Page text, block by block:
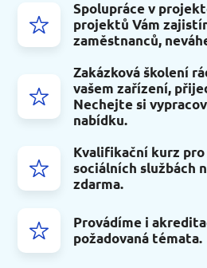
Spolupráce v
projektů Vám
zaměstnanců,
Zakázková školení
vašem zařízení,
Nechejte si
nabídku.
Kvalifikační kurz
sociálních službách
zdarma.
Provádíme i
požadovaná témata.